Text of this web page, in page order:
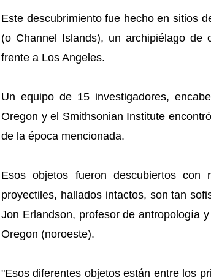
Este descubrimiento fue hecho en sitios
(o Channel Islands), un archipiélago
frente a Los Angeles.
Un equipo de 15 investigadores,
Oregon y el Smithsonian Institute
de la época mencionada.
Esos objetos fueron descubiertos
proyectiles, hallados intactos, son tan
Jon Erlandson, profesor de antropología
Oregon (noroeste).
"Esos diferentes objetos están entre los